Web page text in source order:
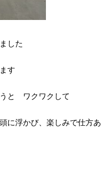
した
す
と ワクワクして
に浮かび、楽しみで仕方あ